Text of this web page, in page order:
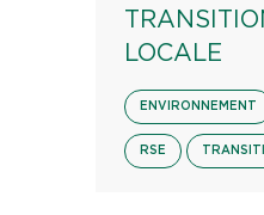
LOCALE
ENVIRONNEMENT
RSE